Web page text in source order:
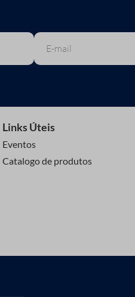
Links Úteis
Eventos
Catalogo de produtos